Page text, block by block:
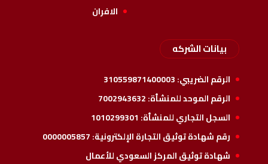
الافران
بيانات الشركه
الرقم الضريبي:310559871400003
الرقم الموحد للمنشأة:7002943632
السجل التجاري للمنشأة: 1010299301
رقم شهادة توثيق التجارة الإلكترونية:0000005857
شهادة توثيق المركز السعودي للأعمال